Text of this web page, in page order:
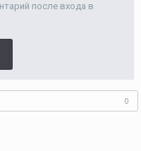
после входа в
0